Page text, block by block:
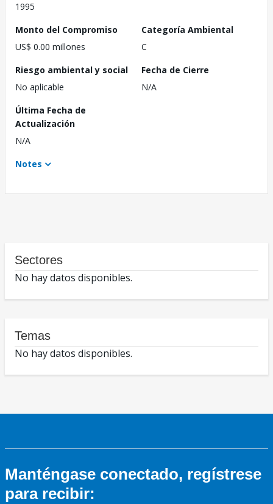
1995
Monto del Compromiso
US$ 0.00 millones
Categoría Ambiental
C
Riesgo ambiental y social
No aplicable
Fecha de Cierre
N/A
Última Fecha de
Actualización
N/A
Notes
Sectores
No hay datos disponibles.
Temas
No hay datos disponibles.
Manténgase conectado, regístrese
para recibir: